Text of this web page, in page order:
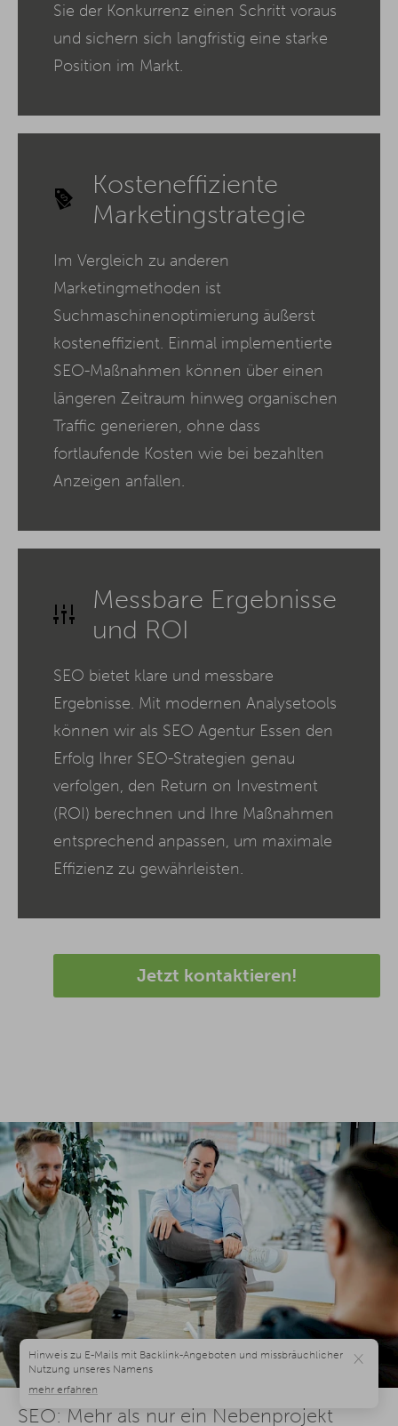
Sie der Konkurrenz einen Schritt voraus
und sichern sich langfristig eine starke
Position im Markt.
Kosteneffiziente
Marketingstrategie
Im Vergleich zu anderen
Marketingmethoden ist
Suchmaschinenoptimierung äußerst
kosteneffizient. Einmal implementierte
SEO-Maßnahmen können über einen
längeren Zeitraum hinweg organischen
Traffic generieren, ohne dass
fortlaufende Kosten wie bei bezahlten
Anzeigen anfallen.
Messbare Ergebnisse
und ROI
SEO bietet klare und messbare
Ergebnisse. Mit modernen Analysetools
können wir als SEO Agentur Essen den
Erfolg Ihrer SEO-Strategien genau
verfolgen, den Return on Investment
(ROI) berechnen und Ihre Maßnahmen
entsprechend anpassen, um maximale
Effizienz zu gewährleisten.
Jetzt kontaktieren!
SEO: Mehr als nur ein Nebenprojekt
×